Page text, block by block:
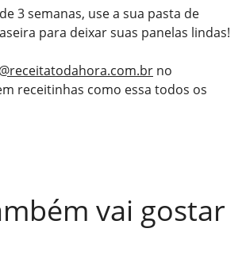
3 semanas, use a sua pasta de
para deixar suas panelas lindas!
@receitatodahora.com.br no
receitinhas como essa todos os
vai gostar